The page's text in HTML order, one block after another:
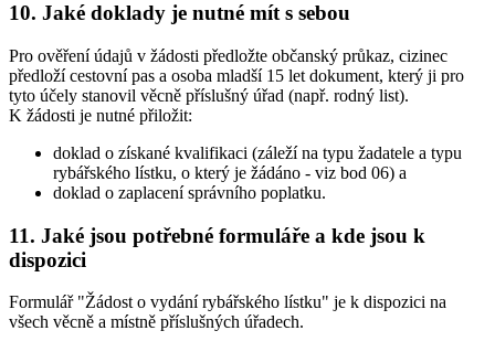
10. Jaké doklady je nutné mít s sebou
Pro ověření údajů v žádosti předložte občanský průkaz, cizinec
předloží cestovní pas a osoba mladší 15 let dokument, který ji pro
tyto účely stanovil věcně příslušný úřad (např. rodný list).
K žádosti je nutné přiložit:
doklad o získané kvalifikaci (záleží na typu žadatele a typu
rybářského lístku, o který je žádáno - viz bod 06) a
doklad o zaplacení správního poplatku.
11. Jaké jsou potřebné formuláře a kde jsou k
dispozici
Formulář "Žádost o vydání rybářského lístku" je k dispozici na
všech věcně a místně příslušných úřadech.